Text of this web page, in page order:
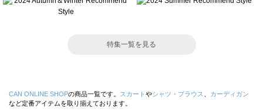
特集一覧を見る
CAN ONLINE SHOPの商品一覧です。 スカート やシャツ・ブラウス
カーディガン
など定番アイテムを取り揃えております。